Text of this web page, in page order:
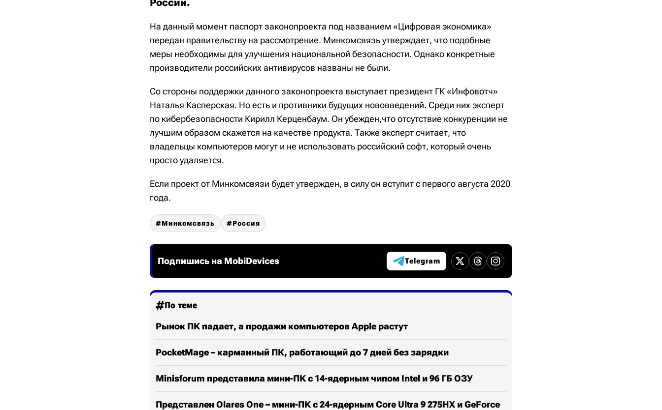
России.
На данный момент паспорт законопроекта под названием «Цифровая экономика»
передан правительству на рассмотрение. Минкомсвязь утверждает, что подобные
меры необходимы для улучшения национальной безопасности. Однако конкретные
производители российских антивирусов названы не были.
Со стороны поддержки данного законопроекта выступает президент ГК «Инфовотч»
Наталья Касперская. Но есть и противники будущих нововведений. Среди них эксперт
по кибербезопасности Кирилл Керценбаум. Он убежден,что отсутствие конкуренции не
лучшим образом скажется на качестве продукта. Также эксперт считает, что
владельцы компьютеров могут и не использовать российский софт, который очень
просто удаляется.
Если проект от Минкомсвязи будет утвержден, в силу он вступит с первого августа 2020
года.
Минкомсвязь Россия
Подпишись на MobiDevices Telegram
По теме
Рынок ПК падает, а продажи компьютеров Apple растут
PocketMage – карманный ПК, работающий до 7 дней без зарядки
Minisforum представила мини-ПК с 14-ядерным чипом Intel и 96 ГБ ОЗУ
Представлен Olares One – мини-ПК c 24-ядерным Core Ultra 9 275HX и GeForce